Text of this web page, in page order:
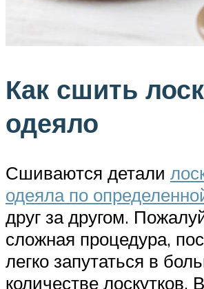
Как сшить
одеяло
Сшиваются детали
одеяла по
друг за другом.
сложная процедура,
легко запутаться в
количестве лоскутков.